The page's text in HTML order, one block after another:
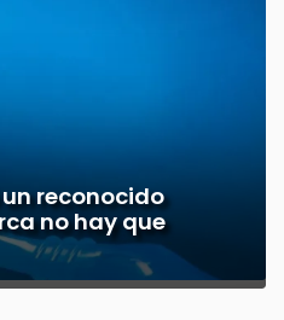
un reconocido
no hay que